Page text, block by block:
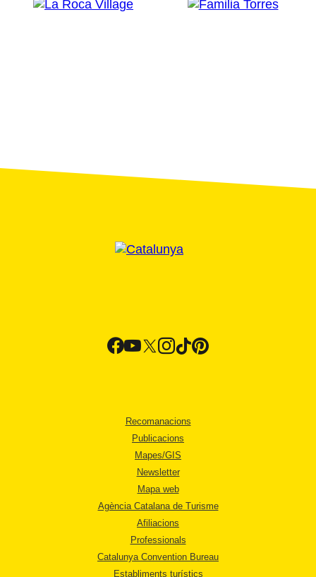
Recomanacions
Publicacions
Mapes/GIS
Newsletter
Mapa web
Agència Catalana de Turisme
Afiliacions
Professionals
Catalunya Convention Bureau
Establiments turístics